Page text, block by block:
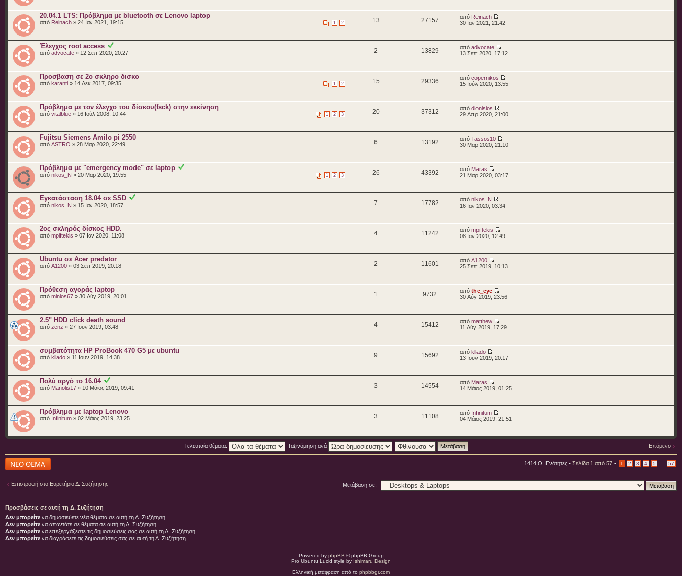
20.04.1 LTS: Πρόβλημα με bluetooth σε Lenovo laptop
1 2
από Reinach » 24 Ιαν 2021, 19:15 13 27157 από Reinach
30 Ιαν 2021, 21:42
Έλεγχος root access
από advocate » 12 Σεπ 2020, 20:27 2 13829 από advocate
13 Σεπ 2020, 17:12
Προσβαση σε 2ο σκληρο δισκο
1 2
από karanti » 14 Δεκ 2017, 09:35 15 29336 από copernikos
15 Ιούλ 2020, 13:55
Πρόβλημα με τον έλεγχο του δίσκου(fsck) στην εκκίνηση
1 2 3
από vitalblue » 16 Ιούλ 2008, 10:44 20 37312 από dionisios
29 Απρ 2020, 21:00
Fujitsu Siemens Amilo pi 2550
από ASTRO » 28 Μαρ 2020, 22:49 6 13192 από Tassos10
30 Μαρ 2020, 21:10
Πρόβλημα με "emergency mode" σε laptop
1 2 3
από nikos_N » 20 Μαρ 2020, 19:55 26 43392 από Maras
21 Μαρ 2020, 03:17
Eγκατάσταση 18.04 σε SSD
από nikos_N » 15 Ιαν 2020, 18:57 7 17782 από nikos_N
16 Ιαν 2020, 03:34
2ος σκληρός δίσκος HDD.
από mpiftekis » 07 Ιαν 2020, 11:08 4 11242 από mpiftekis
08 Ιαν 2020, 12:49
Ubuntu σε Acer predator
από A1200 » 03 Σεπ 2019, 20:18 2 11601 από A1200
25 Σεπ 2019, 10:13
Πρόθεση αγοράς laptop
από minios67 » 30 Αύγ 2019, 20:01 1 9732 από the_eye
30 Αύγ 2019, 23:56
2.5" HDD click death sound
από zenz » 27 Ιουν 2019, 03:48 4 15412 από matthew
11 Αύγ 2019, 17:29
συμβατότητα HP ProBook 470 G5 με ubuntu
από kllado » 11 Ιουν 2019, 14:38 9 15692 από kllado
13 Ιουν 2019, 20:17
Πολύ αργό το 16.04
από Manolis17 » 10 Μάιος 2019, 09:41 3 14554 από Maras
14 Μάιος 2019, 01:25
Πρόβλημα με laptop Lenovo
από Infinitum » 02 Μάιος 2019, 23:25 3 11108 από Infinitum
04 Μάιος 2019, 21:51
Επόμενο
Τελευταία θέματα: Ταξινόμηση ανά
Δημιουργία νέου
θέματος
1414 Θ. Ενότητες • Σελίδα 1 από 57 • 1 2 3 4 5 57
Επιστροφή στο Ευρετήριο Δ. Συζήτησης Μετάβαση σε:
Προσβάσεις σε αυτή τη Δ. Συζήτηση
Δεν μπορείτε να δημοσιεύετε νέα θέματα σε αυτή τη Δ. Συζήτηση
Δεν μπορείτε να απαντάτε σε θέματα σε αυτή τη Δ. Συζήτηση
Δεν μπορείτε να επεξεργάζεστε τις δημοσιεύσεις σας σε αυτή τη Δ. Συζήτηση
Δεν μπορείτε να διαγράφετε τις δημοσιεύσεις σας σε αυτή τη Δ. Συζήτηση
Powered by phpBB © phpBB Group
Pro Ubuntu Lucid style by Ishimaru Design
Ελληνική μετάφραση από το phpbbgr.com